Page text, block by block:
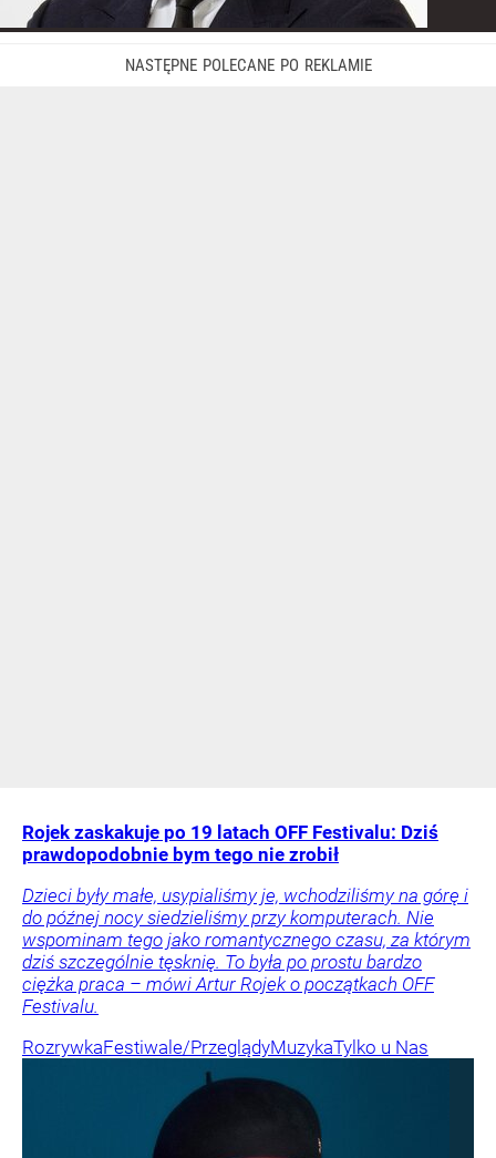
Rojek zaskakuje po 19 latach OFF Festivalu: Dziś
prawdopodobnie bym tego nie zrobił
Dzieci były małe, usypialiśmy je, wchodziliśmy na górę i
do późnej nocy siedzieliśmy przy komputerach. Nie
wspominam tego jako romantycznego czasu, za którym
dziś szczególnie tęsknię. To była po prostu bardzo
ciężka praca – mówi Artur Rojek o początkach OFF
Festivalu.
RozrywkaFestiwale/PrzeglądyMuzykaTylko u Nas